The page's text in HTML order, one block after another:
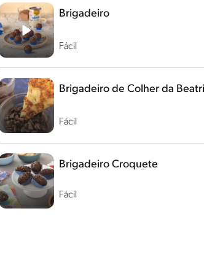
Fácil
Brigadeiro
Fácil
Brigadeiro de Colher da
Fácil
Brigadeiro Croquete